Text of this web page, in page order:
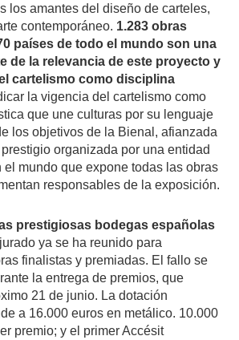
los amantes del diseño de carteles,
contemporáneo. 1.283 obras
países de todo el mundo son una
de la relevancia de este proyecto y
cartelismo como disciplina
la vigencia del cartelismo como
que une culturas por su lenguaje
los objetivos de la Bienal, afianzada
organizada por una entidad
el mundo que expone todas las obras
responsables de la exposición.
prestigiosas bodegas españolas
ya se ha reunido para
finalistas y premiadas. El fallo se
la entrega de premios, que
21 de junio. La dotación
a 16.000 euros en metálico. 10.000
premio; y el primer Accésit